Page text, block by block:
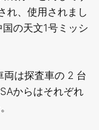
れ、使用されまし
国の天文1号ミッシ
両は探査車の 2 台
からはそれぞれ